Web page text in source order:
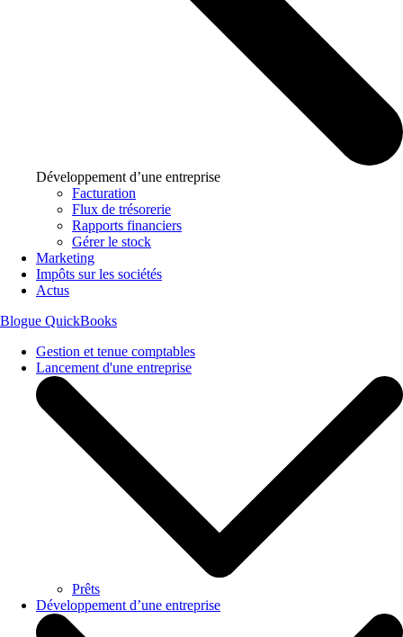
Développement d’une entreprise
Facturation
Flux de trésorerie
Rapports financiers
Gérer le stock
Marketing
Impôts sur les sociétés
Actus
Blogue QuickBooks
Gestion et tenue comptables
Lancement d'une entreprise
Prêts
Développement d’une entreprise